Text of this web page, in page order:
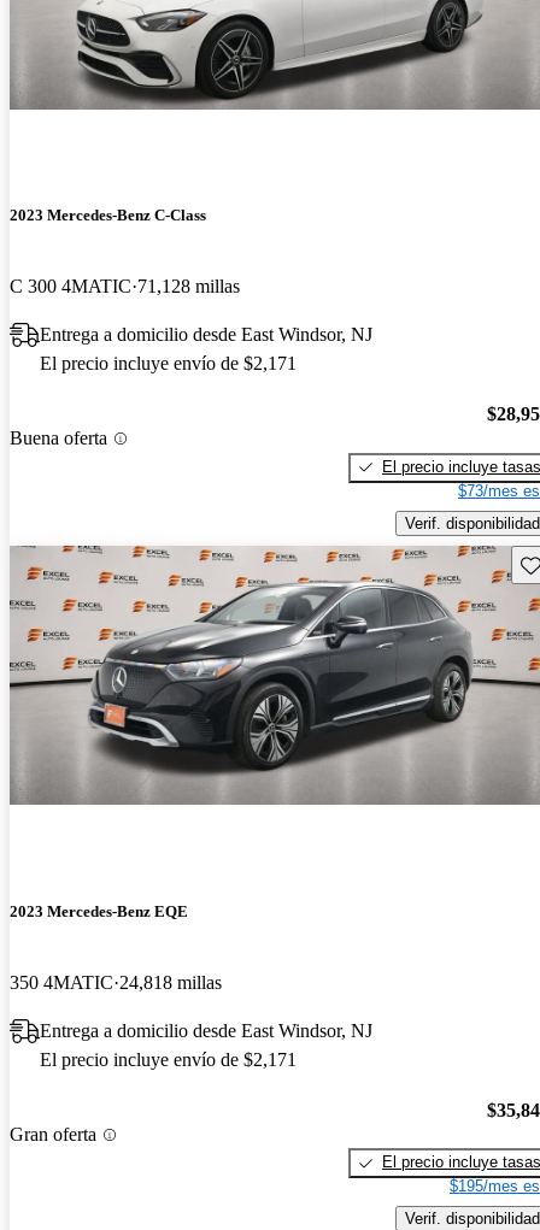
2023 Mercedes-Benz C-Class
C 300 4MATIC 71,128 millas
Entrega a domicilio desde East Windsor, NJ
El precio incluye envío de $2,171
Buena oferta
El precio incluye tasas
$73/mes
Verif. disponibilidad
2023 Mercedes-Benz EQE
350 4MATIC 24,818 millas
Entrega a domicilio desde East Windsor, NJ
El precio incluye envío de $2,171
Gran oferta
El precio incluye tasas
$195/mes
Verif. disponibilidad